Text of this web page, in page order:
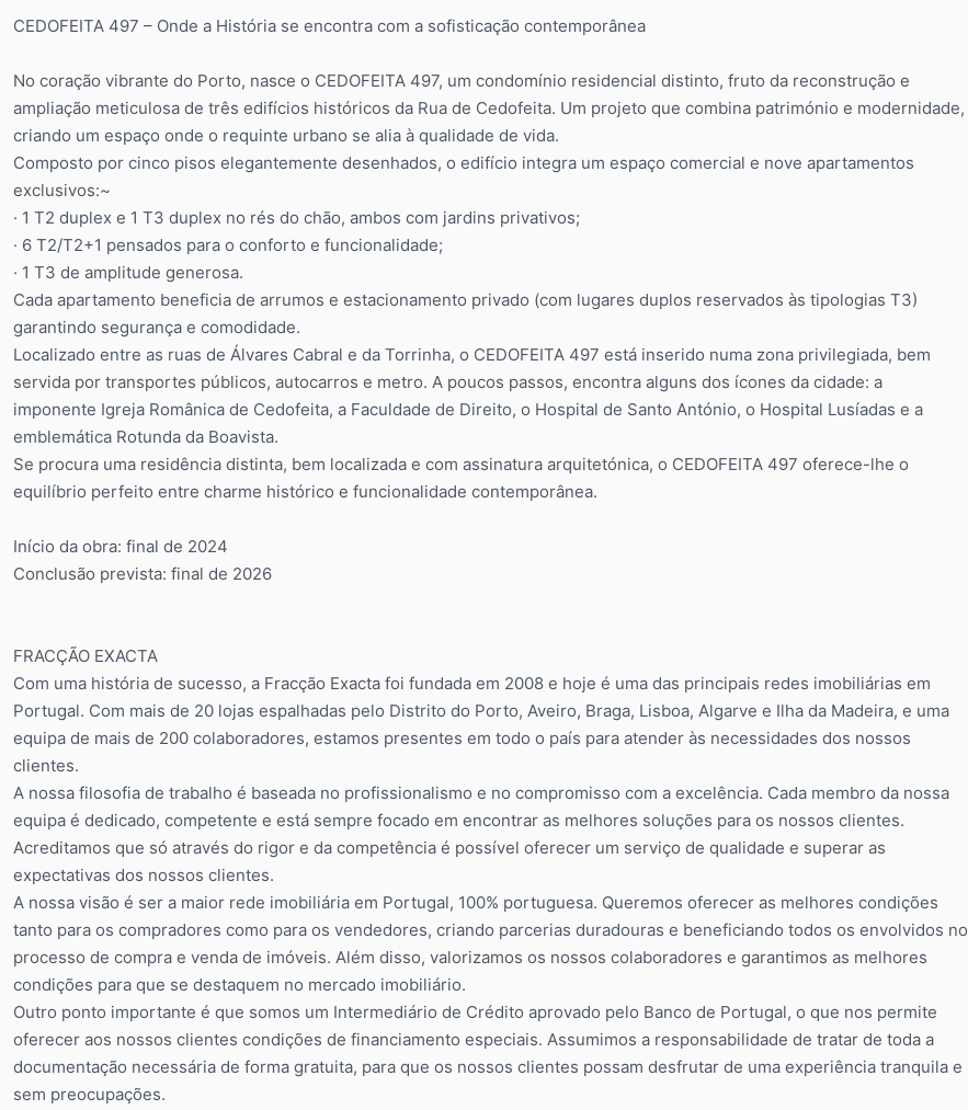
CEDOFEITA 497 – Onde a História se encontra com a sofisticação contemporânea
No coração vibrante do Porto, nasce o CEDOFEITA 497, um condomínio residencial distinto, fruto da reconstrução e
ampliação meticulosa de três edifícios históricos da Rua de Cedofeita. Um projeto que combina património e modernidade,
criando um espaço onde o requinte urbano se alia à qualidade de vida.
Composto por cinco pisos elegantemente desenhados, o edifício integra um espaço comercial e nove apartamentos
exclusivos:~
· 1 T2 duplex e 1 T3 duplex no rés do chão, ambos com jardins privativos;
· 6 T2/T2+1 pensados para o conforto e funcionalidade;
· 1 T3 de amplitude generosa.
Cada apartamento beneficia de arrumos e estacionamento privado (com lugares duplos reservados às tipologias T3)
garantindo segurança e comodidade.
Localizado entre as ruas de Álvares Cabral e da Torrinha, o CEDOFEITA 497 está inserido numa zona privilegiada, bem
servida por transportes públicos, autocarros e metro. A poucos passos, encontra alguns dos ícones da cidade: a
imponente Igreja Românica de Cedofeita, a Faculdade de Direito, o Hospital de Santo António, o Hospital Lusíadas e a
emblemática Rotunda da Boavista.
Se procura uma residência distinta, bem localizada e com assinatura arquitetónica, o CEDOFEITA 497 oferece-lhe o
equilíbrio perfeito entre charme histórico e funcionalidade contemporânea.
Início da obra: final de 2024
Conclusão prevista: final de 2026
FRACÇÃO EXACTA
Com uma história de sucesso, a Fracção Exacta foi fundada em 2008 e hoje é uma das principais redes imobiliárias em
Portugal. Com mais de 20 lojas espalhadas pelo Distrito do Porto, Aveiro, Braga, Lisboa, Algarve e Ilha da Madeira, e uma
equipa de mais de 200 colaboradores, estamos presentes em todo o país para atender às necessidades dos nossos
clientes.
A nossa filosofia de trabalho é baseada no profissionalismo e no compromisso com a excelência. Cada membro da nossa
equipa é dedicado, competente e está sempre focado em encontrar as melhores soluções para os nossos clientes.
Acreditamos que só através do rigor e da competência é possível oferecer um serviço de qualidade e superar as
expectativas dos nossos clientes.
A nossa visão é ser a maior rede imobiliária em Portugal, 100% portuguesa. Queremos oferecer as melhores condições
tanto para os compradores como para os vendedores, criando parcerias duradouras e beneficiando todos os envolvidos no
processo de compra e venda de imóveis. Além disso, valorizamos os nossos colaboradores e garantimos as melhores
condições para que se destaquem no mercado imobiliário.
Outro ponto importante é que somos um Intermediário de Crédito aprovado pelo Banco de Portugal, o que nos permite
oferecer aos nossos clientes condições de financiamento especiais. Assumimos a responsabilidade de tratar de toda a
documentação necessária de forma gratuita, para que os nossos clientes possam desfrutar de uma experiência tranquila e
sem preocupações.